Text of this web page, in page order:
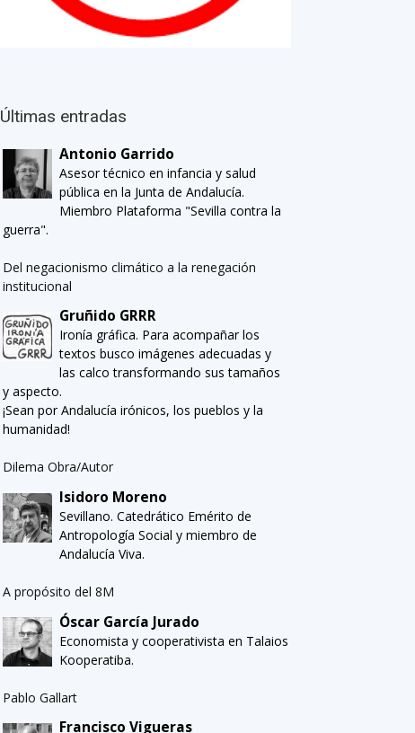
Últimas entradas
Antonio Garrido
Asesor técnico en infancia y salud
pública en la Junta de Andalucía.
Miembro Plataforma "Sevilla contra la
guerra".
Del negacionismo climático a la renegación
institucional
Gruñido GRRR
Ironía gráfica. Para acompañar los
textos busco imágenes adecuadas y
las calco transformando sus tamaños
y aspecto.
¡Sean por Andalucía irónicos, los pueblos y la
humanidad!
Dilema Obra/Autor
Isidoro Moreno
Sevillano. Catedrático Emérito de
Antropología Social y miembro de
Andalucía Viva.
A propósito del 8M
Óscar García Jurado
Economista y cooperativista en Talaios
Kooperatiba.
Pablo Gallart
Francisco Vigueras